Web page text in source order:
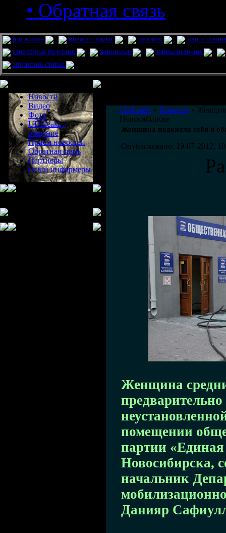
• Обратная связь
pro жизнь новости науки человек
нло и
стихийные бедствия
животные
тайны истории
авторские статьи
Новости
Видео
Фото
UFOleaks -
общение
Прием новостей
Обратная связь
Партнеры
Наши информеры
UfoLeaks » Новости »
Новосибирске
Женщина подожгла себя в
Опубликовано: 19-07-2012,
Женщина
помещении
партии «Единая
Новосибирска,
начальник
Данияр